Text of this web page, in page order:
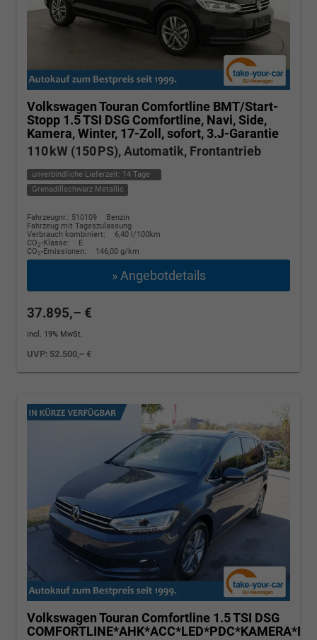
Volkswagen Touran Comfortline BMT/Start-
Stopp 1.5 TSI DSG Comfortline, Navi, Side,
Kamera, Winter, 17-Zoll, sofort, 3.J-Garantie
110 kW (150 PS), Automatik, Frontantrieb
unverbindliche Lieferzeit: 14 Tage
Grenadillschwarz Metallic
Fahrzeugnr.: 510109
Benzin
Fahrzeug mit Tageszulassung
Verbrauch kombiniert:
6,40 l/100km
CO2-Klasse:
E
CO2-Emissionen: 146,00 g/km
» Angebotdetails
37.895,– €
incl. 19% MwSt.
UVP: 52.500,– €
Volkswagen Touran Comfortline 1.5 TSI DSG